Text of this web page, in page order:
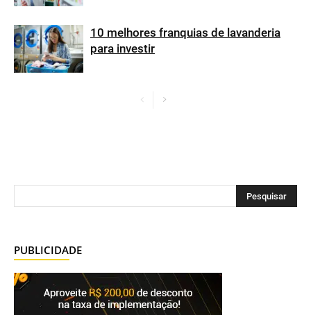
10 melhores franquias de lavanderia
para investir
PUBLICIDADE